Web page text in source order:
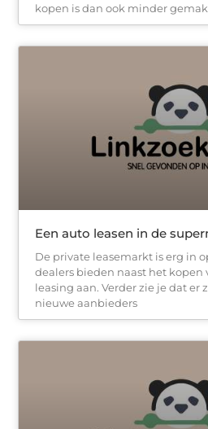
kopen is dan ook minder
Een auto leasen in de
De private leasemarkt is erg in
dealers bieden naast het kopen
leasing aan. Verder zie je dat er
nieuwe aanbieders